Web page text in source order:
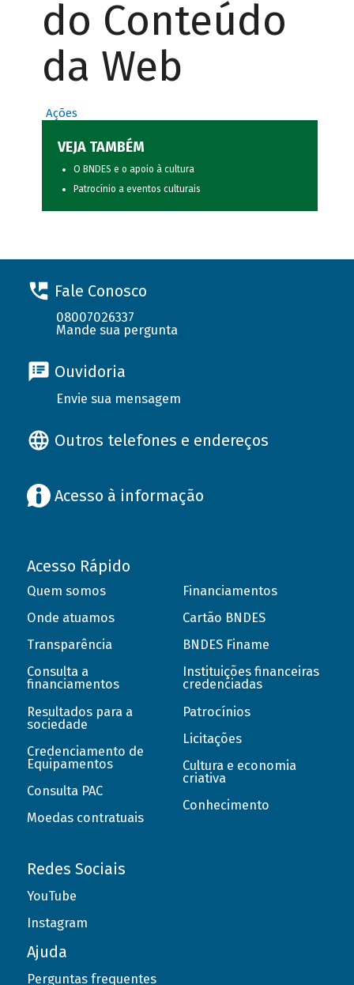
do Conteúdo
da Web
Ações
VEJA TAMBÉM
O BNDES e o apoio à cultura
Patrocínio a eventos culturais
Fale Conosco
08007026337
Mande sua pergunta
Ouvidoria
Envie sua mensagem
Outros telefones e endereços
Acesso à informação
Acesso Rápido
Quem somos
Onde atuamos
Transparência
Consulta a
financiamentos
Resultados para a
sociedade
Credenciamento de
Equipamentos
Consulta PAC
Moedas contratuais
Financiamentos
Cartão BNDES
BNDES Finame
Instituições financeiras
credenciadas
Patrocínios
Licitações
Cultura e economia
criativa
Conhecimento
Redes Sociais
YouTube
Instagram
Ajuda
Perguntas frequentes